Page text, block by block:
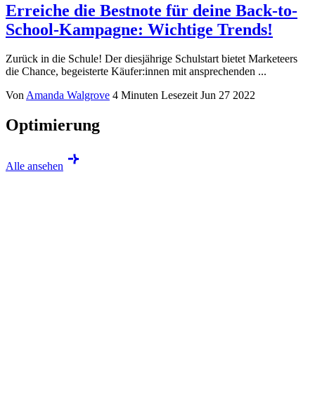
Erreiche die Bestnote für deine Back-to-
School-Kampagne: Wichtige Trends!
Zurück in die Schule! Der diesjährige Schulstart bietet Marketeers
die Chance, begeisterte Käufer:innen mit ansprechenden ...
VonAmanda Walgrove 4 Minuten Lesezeit Jun 27 2022
Optimierung
Alle ansehen